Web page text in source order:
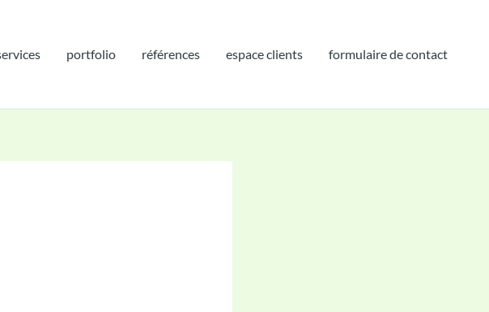
portfolio références espace clients formulaire de contact